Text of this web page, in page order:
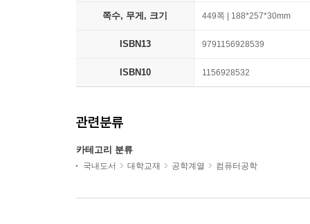
쪽수, 무게, 크기 449쪽 | 188*257*30mm
ISBN13 9791156928539
ISBN10 1156928532
관련분류
카테고리 분류
국내도서 대학교재 공학계열 컴퓨터공학